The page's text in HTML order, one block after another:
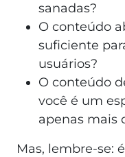
sanadas?
O conteúdo
suficiente
usuários?
O conteúdo
você é um
apenas mais
Mas, lembre-se: